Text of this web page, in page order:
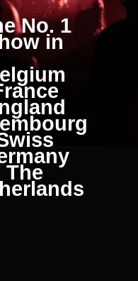
No. 1
in
The